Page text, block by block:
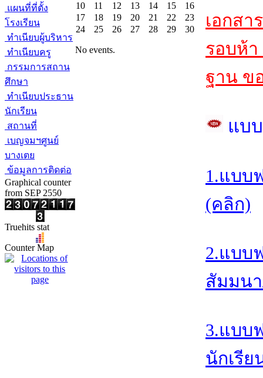
แผนที่ที่ตั้ง
โรงเรียน
ทำเนียบผู้บริหาร
ทำเนียบครู
กรรมการสถาน
ศึกษา
ทำเนียบประธาน
นักเรียน
สถานที่
เบญจมฯศูนย์
บางเตย
ข้อมูลการติดต่อ
Graphical counter
from SEP 2550
Truehits stat
Counter Map
10
11 12 13 14 15
16
17
18 19 20 21 22
23
24
25 26 27 28 29 30
No events.
เอกส
รอบห้า
ฐาน ข
แบ
1.แบบ
(คลิก)
2.แบบ
สัมมน
3.แบบ
นักเรี